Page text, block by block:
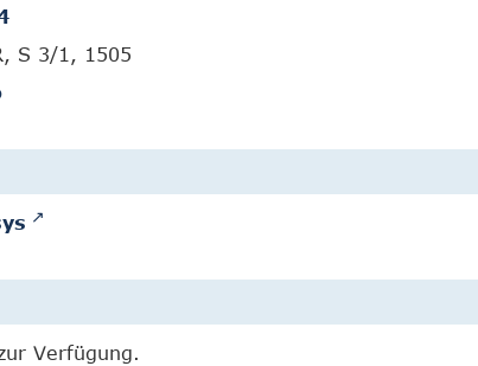
S 3/1, 1505
Verfügung.